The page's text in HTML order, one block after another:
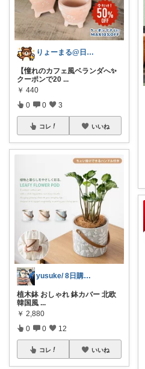
りょーまる@日用品×ファッション
【憧れのカフェ風ベランダへ✨
クーポンで20 ...
￥ 440
0 0 3
コレ いいね
yusuke/ 8日購入感謝♫
植木鉢 おしゃれ 鉢カバー 北欧
韓国風 ...
￥ 2,880
0 0 12
コレ いいね